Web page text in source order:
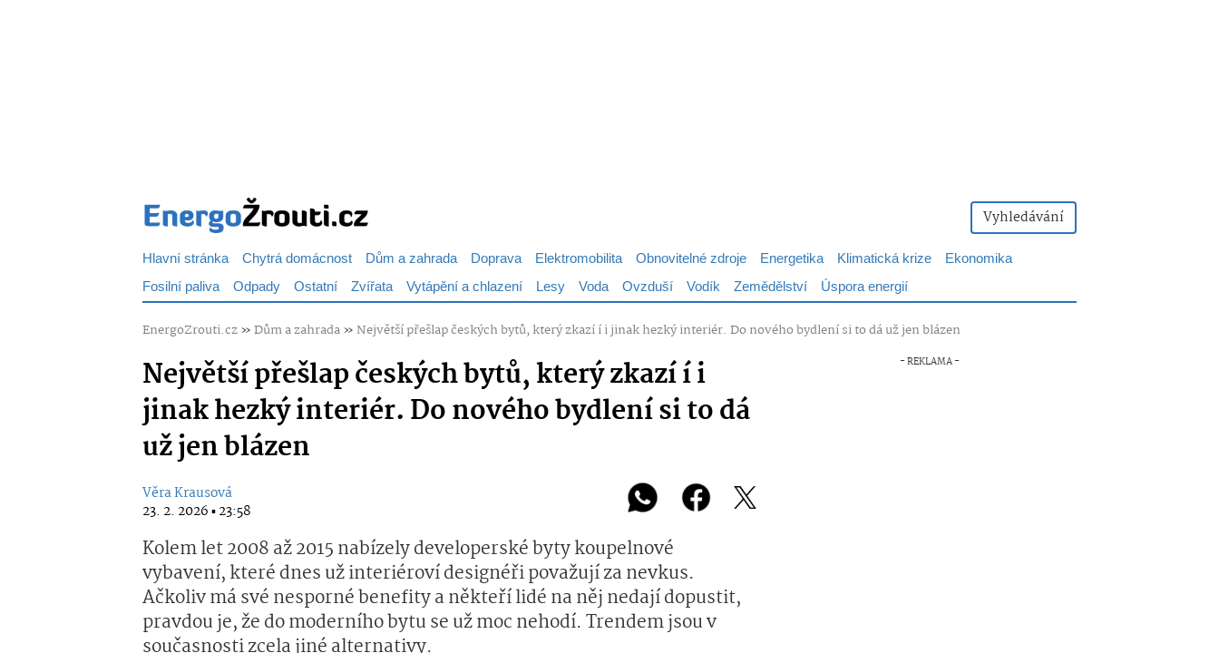
Vyhledávání
Hlavní stránka Chytrá domácnost Dům a zahrada Doprava Elektromobilita Obnovitelné zdroje Energetika Klimatická krize
Ekonomika
Fosilní paliva Odpady Ostatní Zvířata Vytápění a chlazení Lesy Voda Ovzduší Vodík Zemědělství Úspora energií
EnergoZrouti.cz»Dům a zahrada»Největší přešlap českých bytů, který zkazí í i jinak hezký interiér. Do nového bydlení si to dá už jen blázen
Největší přešlap českých bytů, který zkazí í i
jinak hezký interiér. Do nového bydlení si to dá
už jen blázen
Věra Krausová
23. 2. 2026 ▪ 23:58
Kolem let 2008 až 2015 nabízely developerské byty koupelnové
vybavení, které dnes už interiéroví designéři považují za nevkus.
Ačkoliv má své nesporné benefity a někteří lidé na něj nedají dopustit,
pravdou je, že do moderního bytu se už moc nehodí. Trendem jsou v